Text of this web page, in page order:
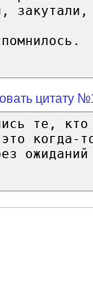
цитату
те,
когда-